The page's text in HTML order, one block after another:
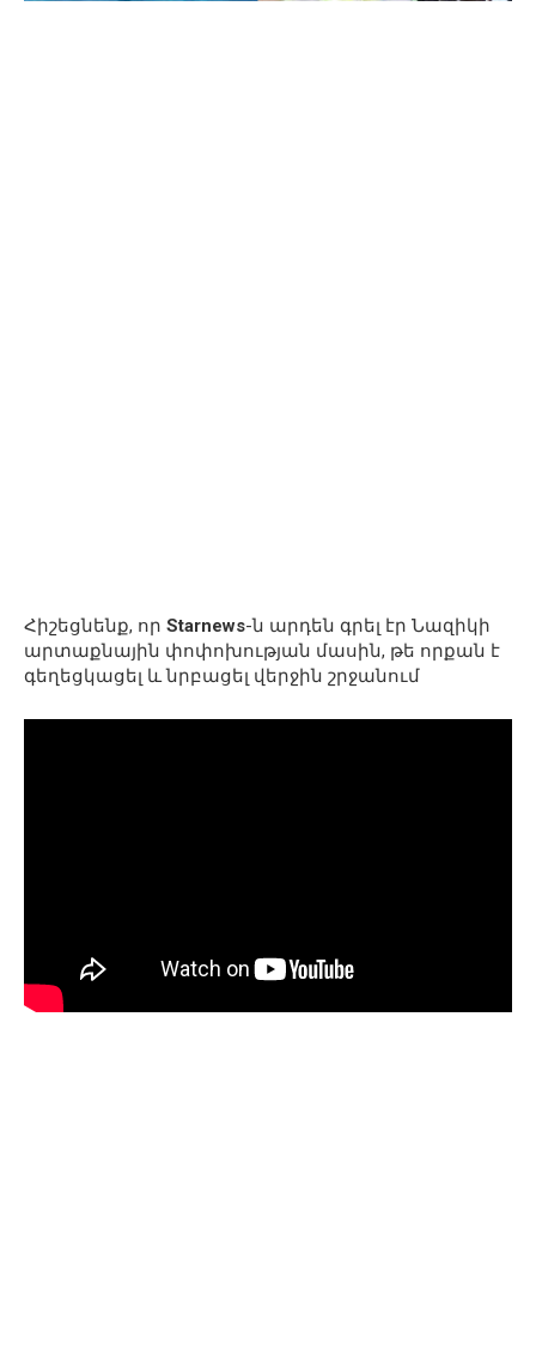
Հիշեցնենք, որ Starnews-ն արդեն գրել էր Նազիկի
արտաքնային փոփոխության մասին, թե որքան է
գեղեցկացել և նրբացել վերջին շրջանում